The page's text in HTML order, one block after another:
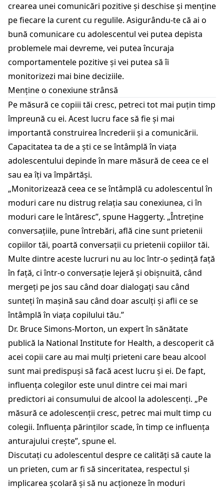
crearea unei comunicări pozitive și deschise și menține
pe fiecare la curent cu regulile. Asigurându-te că ai o
bună comunicare cu adolescentul vei putea depista
problemele mai devreme, vei putea încuraja
comportamentele pozitive și vei putea să îi
monitorizezi mai bine deciziile.
Menține o conexiune strânsă
Pe măsură ce copiii tăi cresc, petreci tot mai puțin timp
împreună cu ei. Acest lucru face să fie și mai
importantă construirea încrederii și a comunicării.
Capacitatea ta de a ști ce se întâmplă în viața
adolescentului depinde în mare măsură de ceea ce el
sau ea îți va împărtăși.
„Monitorizează ceea ce se întâmplă cu adolescentul în
moduri care nu distrug relația sau conexiunea, ci în
moduri care le întăresc”, spune Haggerty. „Întreține
conversațiile, pune întrebări, află cine sunt prietenii
copiilor tăi, poartă conversații cu prietenii copiilor tăi.
Multe dintre aceste lucruri nu au loc într-o ședință față
în față, ci într-o conversație lejeră și obișnuită, când
mergeți pe jos sau când doar dialogați sau când
sunteți în mașină sau când doar asculți și afli ce se
întâmplă în viața copilului tău.”
Dr. Bruce Simons-Morton, un expert în sănătate
publică la National Institute for Health, a descoperit că
acei copii care au mai mulți prieteni care beau alcool
sunt mai predispuși să facă acest lucru și ei. De fapt,
influența colegilor este unul dintre cei mai mari
predictori ai consumului de alcool la adolescenți. „Pe
măsură ce adolescenții cresc, petrec mai mult timp cu
colegii. Influența părinților scade, în timp ce influența
anturajului crește”, spune el.
Discutați cu adolescentul despre ce calități să caute la
un prieten, cum ar fi să sinceritatea, respectul și
implicarea școlară și să nu acționeze în moduri